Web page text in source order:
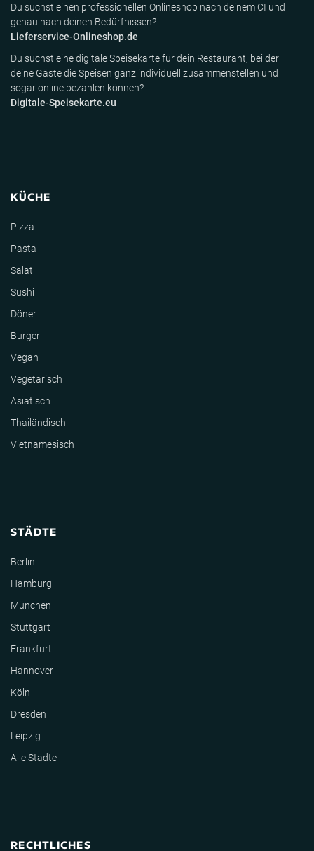
Du suchst einen professionellen Onlineshop nach deinem CI und
genau nach deinen Bedürfnissen?
Lieferservice-Onlineshop.de
Du suchst eine digitale Speisekarte für dein Restaurant, bei der
deine Gäste die Speisen ganz individuell zusammenstellen und
sogar online bezahlen können?
Digitale-Speisekarte.eu
KÜCHE
Pizza
Pasta
Salat
Sushi
Döner
Burger
Vegan
Vegetarisch
Asiatisch
Thailändisch
Vietnamesisch
STÄDTE
Berlin
Hamburg
München
Stuttgart
Frankfurt
Hannover
Köln
Dresden
Leipzig
Alle Städte
RECHTLICHES